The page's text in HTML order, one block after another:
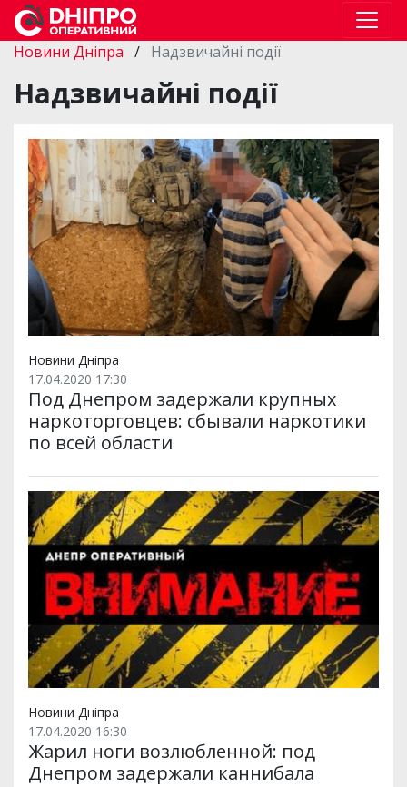
Новини Дніпра / Надзвичайні події
Надзвичайні події
Новини Дніпра
17.04.2020 17:30
Под Днепром задержали крупных
наркоторговцев: сбывали наркотики
по всей области
Новини Дніпра
17.04.2020 16:30
Жарил ноги возлюбленной: под
Днепром задержали каннибала